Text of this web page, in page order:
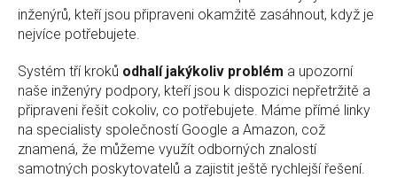
inženýrů, kteří jsou připraveni okamžitě zasáhnout, když je
nejvíce potřebujete.
Systém tří kroků odhalí jakýkoliv problém a upozorní
naše inženýry podpory, kteří jsou k dispozici nepřetržitě a
připraveni řešit cokoliv, co potřebujete. Máme přímé linky
na specialisty společností Google a Amazon, což
znamená, že můžeme využít odborných znalostí
samotných poskytovatelů a zajistit ještě rychlejší řešení.